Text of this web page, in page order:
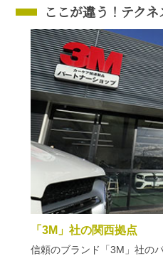
ここが違う！テク
「3M」社の関西拠点
信頼のブランド「3M」社の